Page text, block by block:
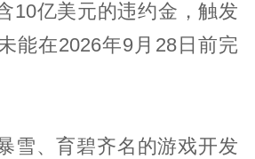
10亿美元的违约金，触发
能在2026年9月28日前完
雪、育碧齐名的游戏开发